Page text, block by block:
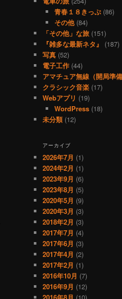
青春１８きっぷ(86)
その他(84)
「その他」な旅 (151)
『雑多な最新ネタ』
(187)
写真 (52)
電子工作 (44)
アマチュア無線（開局準備
クラシック音楽 (17)
Webアプリ (19)
WordPress(18)
未分類(12)
アーカイブ
2026年7月 (1)
2024年2月 (1)
2023年9月 (6)
2023年8月 (5)
2020年5月 (9)
2020年3月 (3)
2018年2月 (3)
2017年7月 (4)
2017年6月 (3)
2017年4月 (2)
2017年2月 (1)
2016年10月 (7)
2016年9月 (12)
2016年8月 (10)